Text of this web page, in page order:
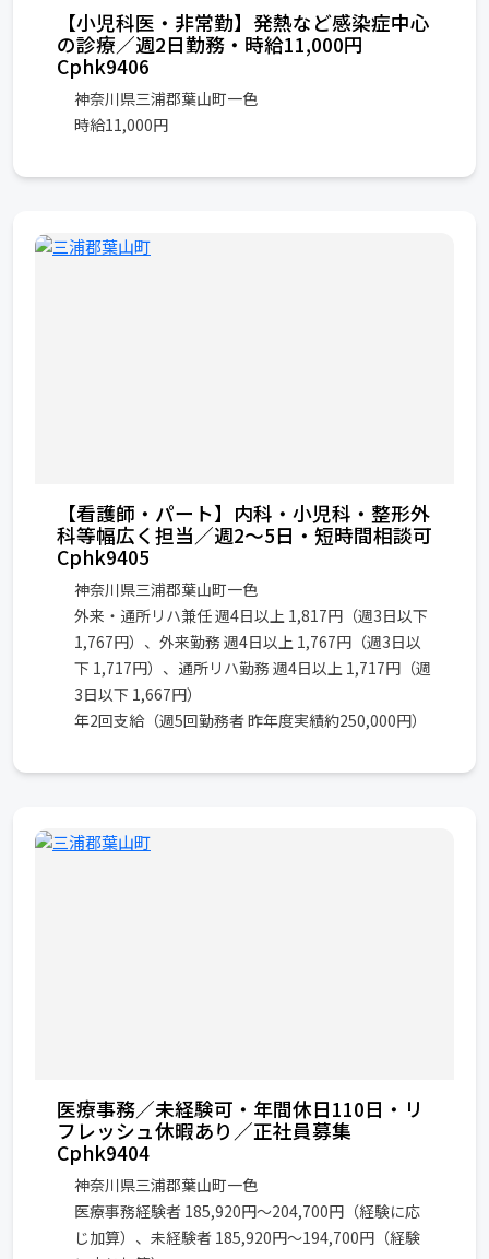
【小児科医・非常勤】発熱など感染症中心
の診療／週2日勤務・時給11,000円
Cphk9406
神奈川県三浦郡葉山町一色
時給11,000円
【看護師・パート】内科・小児科・整形外
科等幅広く担当／週2～5日・短時間相談可
Cphk9405
神奈川県三浦郡葉山町一色
外来・通所リハ兼任 週4日以上 1,817円（週3日以下
1,767円）、外来勤務 週4日以上 1,767円（週3日以
下 1,717円）、通所リハ勤務 週4日以上 1,717円（週
3日以下 1,667円）
年2回支給（週5回勤務者 昨年度実績約250,000円）
医療事務／未経験可・年間休日110日・リ
フレッシュ休暇あり／正社員募集
Cphk9404
神奈川県三浦郡葉山町一色
医療事務経験者 185,920円～204,700円（経験に応
じ加算）、未経験者 185,920円～194,700円（経験